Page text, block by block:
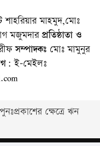
মাহমুদ,মোঃ
মজুমদারপ্রতিষ্ঠাতা ও
সম্পাদকঃ মোঃ মামুনুর
ই-মেইলঃ
ক্ষেত্রে ঋন